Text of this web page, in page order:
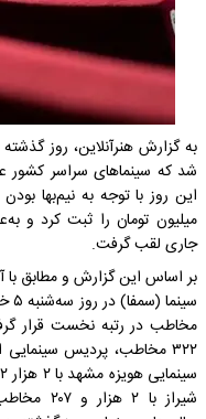
میلیون تومان را ثبت کرد و
جاری لقب گرفت.
بر اساس این گزارش و مطابق
شیراز